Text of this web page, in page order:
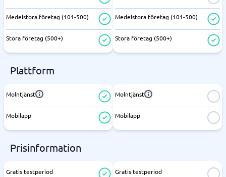
Medelstora företag (101-500)
Stora företag (500+)
Medelstora företag (101-500)
Stora företag (500+)
Plattform
Molntjänst
Mobilapp
Molntjänst
Mobilapp
Prisinformation
Gratis testperiod Gratis testperiod